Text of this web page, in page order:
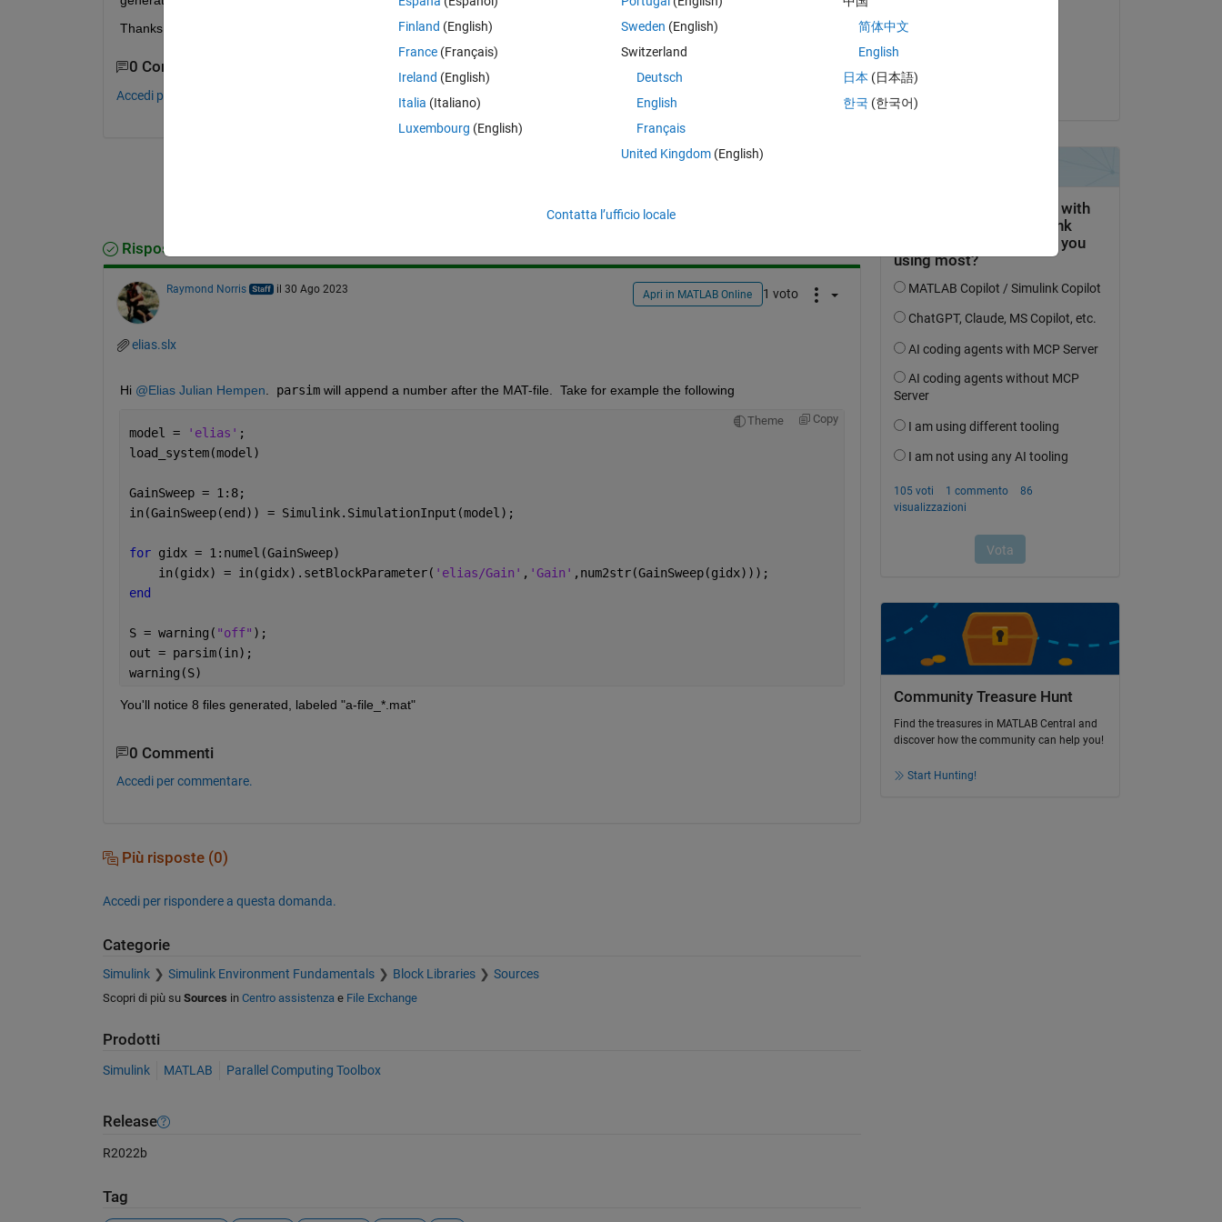
Thanks for any help!
0 Commenti
Accedi per commentare.
Accedi per rispondere a questa domanda.
Risposta accettata
Raymond Norris il 30 Ago 2023 Apri in MATLAB Online 1 voto
elias.slx
Hi @Elias Julian Hempen parsim will append a number after the MAT-file.  Take for example the following
Theme Copy
model = 'elias' ;
load_system(model)
GainSweep = 1:8;
in(GainSweep(end)) = Simulink.SimulationInput(model);
for gidx = 1:numel(GainSweep)
    in(gidx) = in(gidx).setBlockParameter(
'elias/Gain' , 'Gain' ,num2str(GainSweep(gidx)));
end
S = warning( "off" );
out = parsim(in);
warning(S)
You'll notice 8 files generated, labeled "a-file_*.mat"
0 Commenti
Accedi per commentare.
Più risposte (0)
Accedi per rispondere a questa domanda.
Categorie
Simulink Simulink Environment Fundamentals Block Libraries Sources
Scopri di più su Sources in Centro assistenzae File Exchange
Prodotti
Simulink MATLAB Parallel Computing Toolbox
Release
R2022b
Tag
il 30 Ago 2023
Community Treasure Hunt
Find the treasures in MATLAB Central and
discover how the community can help you!
Start Hunting!
Finland (English)
France (Français)
Ireland (English)
Italia (Italiano)
Luxembourg (English)
Sweden (English)
Switzerland
Deutsch
English
Français
United Kingdom(English)
简体中文
English
日本 (日本語)
한국 (한국어)
Contatta l’ufficio locale